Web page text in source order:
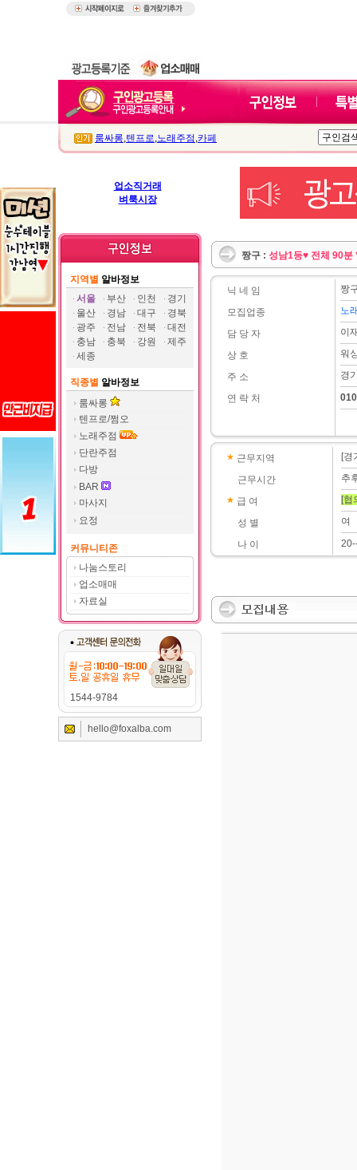
룸싸롱,텐프로,노래주점 ,카페
업소직거래
벼룩시장
지역별 알바정보
서울
부산 인천
경기
울산
경남 대구
경북
광주
전남 전북
대전
충남
충북 강원
제주
세종
직종별 알바정보
룸싸롱
텐프로/쩜오
노래주점
단란주점
다방
BAR
마사지
요정
커뮤니티존
나눔스토리
업소매매
자료실
1544-9784
hello@foxalba.com
짱구 : 성남1등♥ 전체 90분
닉 네 임
모집업종
담 당 자
상 호
주 소
연 락 처
짱
노
이
워
경
근무지역
근무시간
급 여
성 별
나 이
[경
추
[협
여